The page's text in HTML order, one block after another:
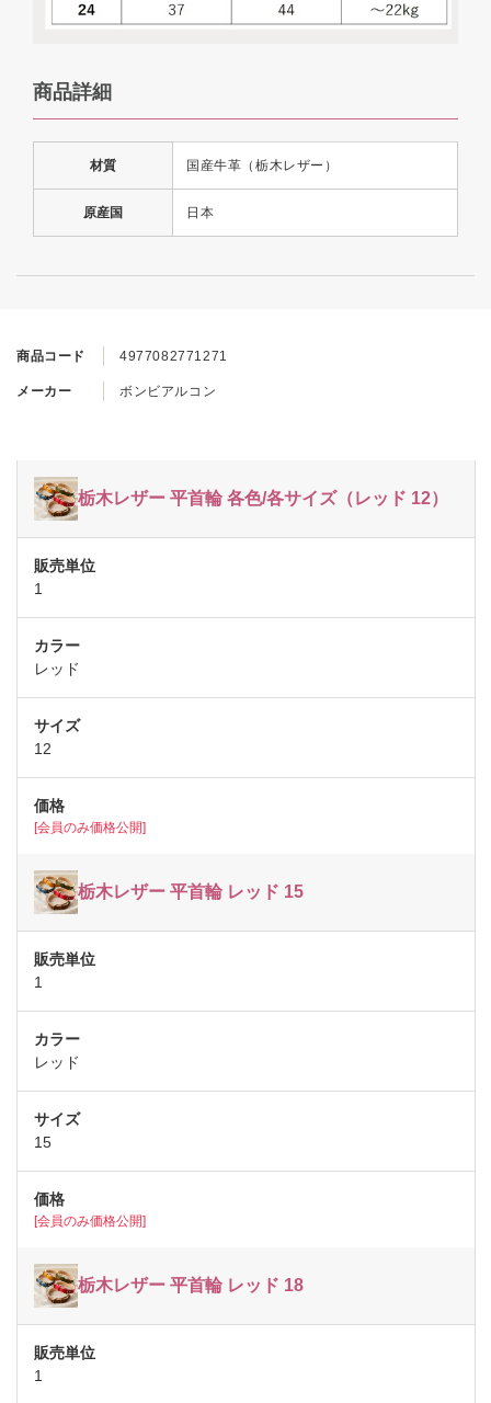
商品コード 4977082771271
メーカー ボンビアルコン
栃木レザー 平首輪 各色/各サイズ（レッド 12）
1
レッド
12
[会員のみ価格公開]
栃木レザー 平首輪 レッド 15
1
レッド
15
[会員のみ価格公開]
栃木レザー 平首輪 レッド 18
1
商品詳細
材質 国産牛革（栃木レザー）
原産国 日本